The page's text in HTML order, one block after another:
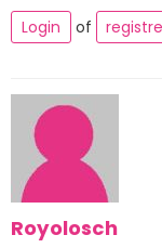
Login
of
Royolosch